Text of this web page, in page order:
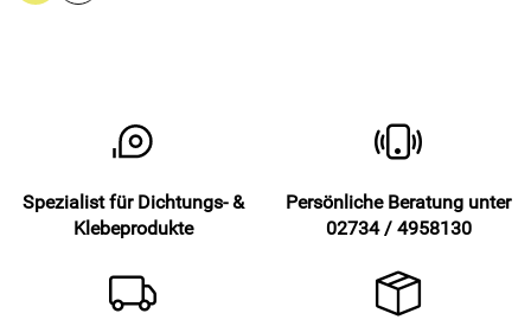
Spezialist für Dichtungs- &
Klebeprodukte
Persönliche Beratung unter
02734 / 4958130